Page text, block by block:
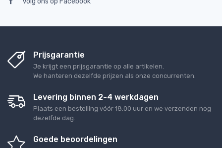
Prijsgarantie
Je krijgt een prijsgarantie op alle artikelen.
We hanteren dezelfde prijzen als onze concurrenten.
Levering binnen 2-4 werkdagen
Plaats een bestelling vóór 18.00 uur en we verzenden nog
dezelfde dag.
Goede beoordelingen